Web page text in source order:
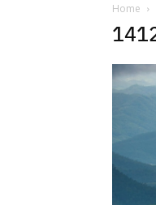
Home